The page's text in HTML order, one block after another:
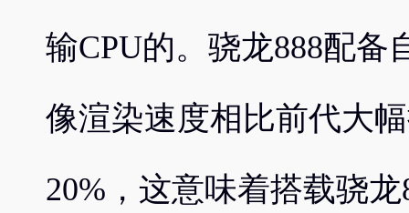
输CPU的。骁龙888配备
像渲染速度相比前代大
20%，这意味着搭载骁